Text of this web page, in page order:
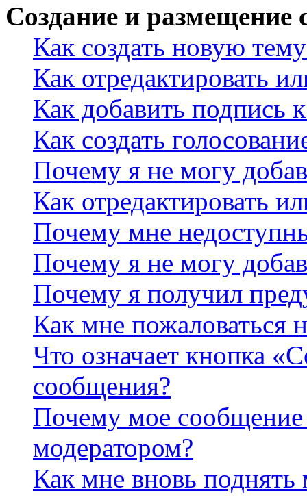
Создание и размещение
Как создать новую
Как отредактировать
Как добавить подпись
Как создать
Почему я не могу
Как отредактировать
Почему мне
Почему я не могу
Почему я получил
Как мне пожаловаться
Что означает кнопка
сообщения?
Почему мое сообщение
модератором?
Как мне вновь